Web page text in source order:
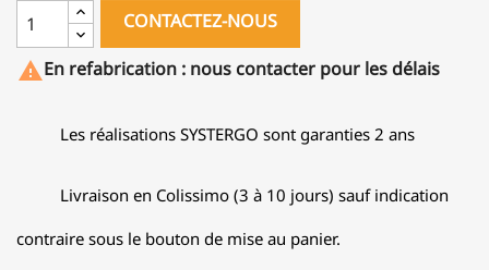
CONTACTEZ-NOUS
En refabrication : nous contacter pour les délais
Les réalisations SYSTERGO sont garanties 2 ans
Livraison en Colissimo (3 à 10 jours) sauf indication
contraire sous le bouton de mise au panier.